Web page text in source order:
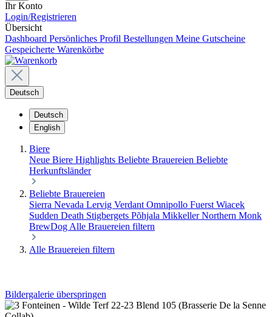
Ihr Konto
Login/Registrieren
Übersicht
Dashboard Persönliches Profil Bestellungen Meine Gutscheine
Gespeicherte Warenkörbe
Deutsch
Deutsch
English
Biere
Neue Biere Highlights Beliebte Brauereien Beliebte
Herkunftsländer
Beliebte Brauereien
Sierra Nevada Lervig Verdant Omnipollo Fuerst Wiacek
Sudden Death Stigbergets Põhjala MikkellerNorthern Monk
BrewDog Alle Brauereien filtern
Alle Brauereien filtern
Bildergalerie überspringen